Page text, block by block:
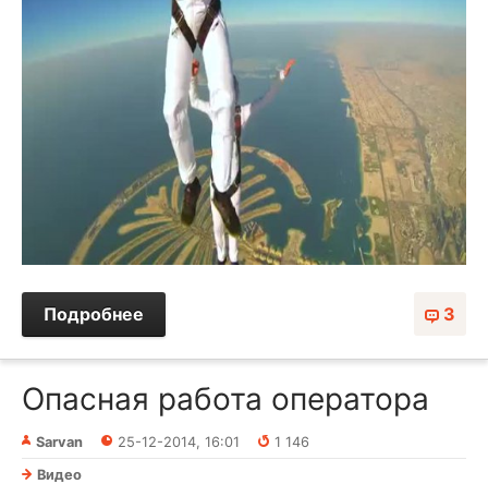
3
Подробнее
Опасная работа оператора
Sarvan 25-12-2014, 16:01
1 146
Видео